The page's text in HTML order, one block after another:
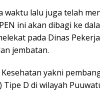
waktu lalu juga telah
ini akan dibagi ke
pada Dinas
jembatan.
yakni
Tipe D di wilayah